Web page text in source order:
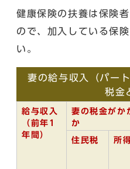
健康保険の扶養は保険
ので、加入している保
い。
妻の給与収入（パー
税金
給与収入
（前年1
年間）
妻の税金がか
か
住民税 所